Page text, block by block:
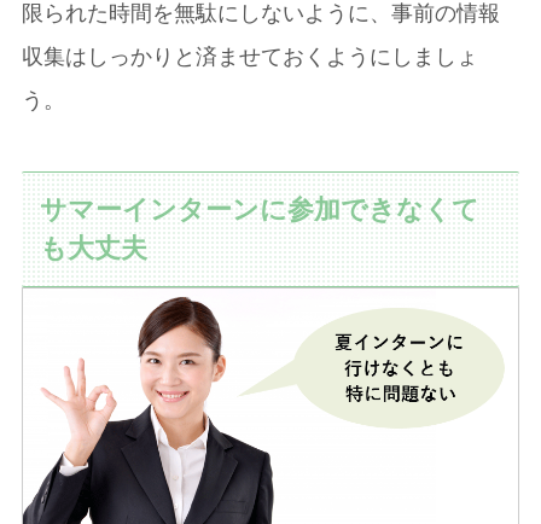
限られた時間を無駄にしないように、事前の情報
収集はしっかりと済ませておくようにしましょ
う。
サマーインターンに参加できなくて
も大丈夫